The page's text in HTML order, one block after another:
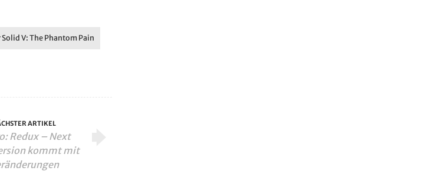
Solid V: The Phantom Pain
ARTIKEL
Redux – Next
kommt mit